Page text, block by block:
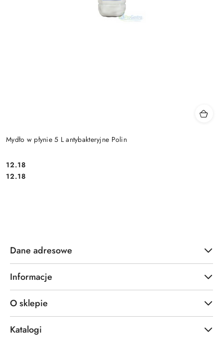
Mydło w płynie 5 L antybakteryjne Polin
Cena:
12.18
Cena:
12.18
Dane adresowe
Informacje
O sklepie
Katalogi